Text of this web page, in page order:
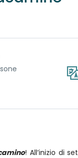
! All’inizio di